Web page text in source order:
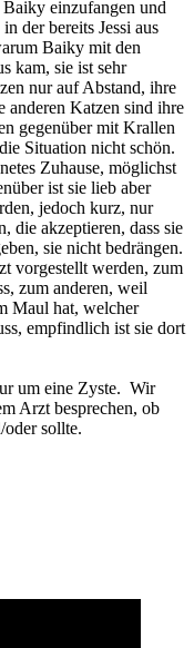
einzufangen und
der bereits Jessi aus
Baiky mit den
kam, sie ist sehr
nur auf Abstand, ihre
anderen Katzen sind ihre
gegenüber mit Krallen
Situation nicht schön.
Zuhause, möglichst
ist sie lieb aber
jedoch kurz, nur
die akzeptieren, dass sie
sie nicht bedrängen.
vorgestellt werden, zum
zum anderen, weil
Maul hat, welcher
empfindlich ist sie dort
um eine Zyste. Wir
Arzt besprechen, ob
sollte.